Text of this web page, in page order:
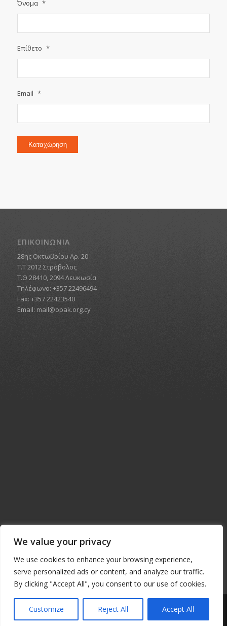
We value your privacy
We use cookies to enhance your browsing experience,
serve personalized ads or content, and analyze our traffic.
By clicking "Accept All", you consent to our use of cookies.
Customize Reject All Accept All
Όνομα *
Επίθετο *
Email *
Καταχώρηση
ΕΠΙΚΟΙΝΩΝΙΑ
28ης Οκτωβρίου Αρ. 20
Τ.Τ 2012 Στρόβολος
Τ.Θ 28410, 2094 Λευκωσία
Τηλέφωνο: +357 22496494
Fax: +357 22423540
Email: mail@opak.org.cy
Facebook
Twitter
Μοιραστείτε
© Copyright 2014 - ΟΠΑΚ / Designed & Developed by NETinfo Plc|
Πολιτική Προστασίας Προσωπικών Δεδομένων